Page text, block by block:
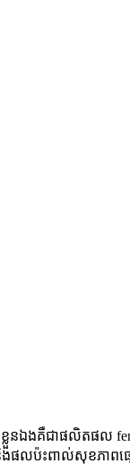
មខ្លួនឯងគឺជាផលិតផល
និងផលប៉ះពាល់សុខភាពផ្